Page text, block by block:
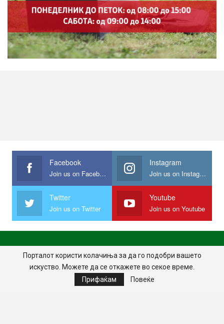
Facebook
Join us on Facebook
Instagram
Join us on Instagram
Twitter
Join us on Twitter
Youtube
Join us on Youtube
ПОЧЕТНА ПОЛИТИКА НА ПРИВАТНОСТ
ИМПРЕСУМ
ПРАВИЛА НА КОРИСТЕЊЕ
Порталот користи колачиња за да го подобри вашето
искуство. Можете да се откажете во секое време.
Прифаќам
Повеќе